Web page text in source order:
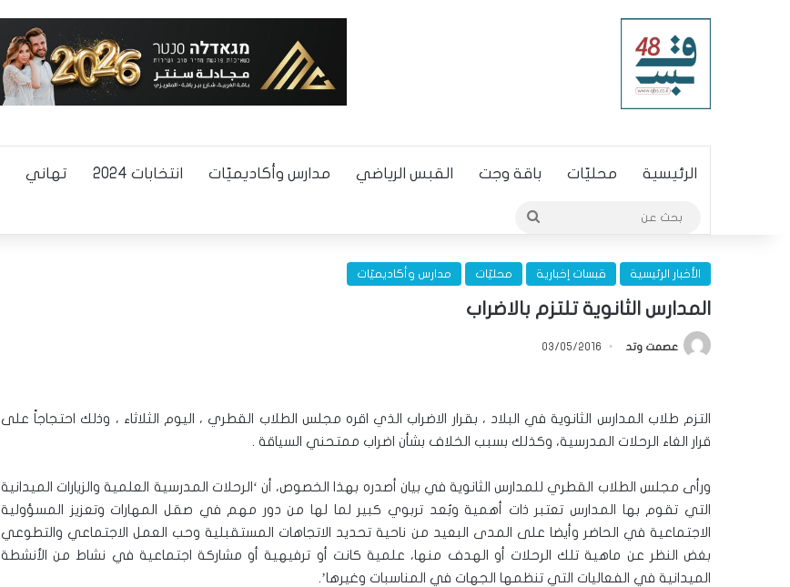
الرئيسية محليّات باقة وجت القبس الرياضي مدارس وأكاديميّات انتخابات 2024 تهاني
الأخبار الرئيسية قبسات إخبارية محليّات مدارس وأكاديميّات
المدارس الثانوية تلتزم بالاضراب
عصمت وتد 03/05/2016
التزم طلاب المدارس الثانوية في البلاد ، بقرار الاضراب الذي اقره مجلس الطلاب القطري ، اليوم الثلاثاء ، وذلك احتجاجاً على
قرار الغاء الرحلات المدرسية، وكذلك بسبب الخلاف بشأن اضراب ممتحني السياقة .
ورأى مجلس الطلاب القطري للمدارس الثانوية في بيان أصدره بهذا الخصوص، أن ‘الرحلات المدرسية العلمية والزيارات الميدانية
التي تقوم بها المدارس تعتبر ذات أهمية وبُعد تربوي كبير لما لها من دور مهم في صقل المهارات وتعزيز المسؤولية
الاجتماعية في الحاضر وأيضا على المدى البعيد من ناحية تحديد الاتجاهات المستقبلية وحب العمل الاجتماعي والتطوعي
بغض النظر عن ماهية تلك الرحلات أو الهدف منها، علمية كانت أو ترفيهية أو مشاركة اجتماعية في نشاط من الأنشطة
الميدانية في الفعاليات التي تنظمها الجهات في المناسبات وغيرها’.